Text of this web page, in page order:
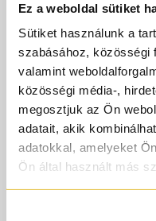
Ez a weboldal sütiket
Sütiket használunk a
szabásához, közösségi
valamint
közösségi média-,
megosztjuk az Ön
adatait, akik
adatokkal, amelyeket
Ön által használt más
Rendelj 50.000.-ft
parfümmintát adunk
A Black Aoud egy
Közepesen testes és
könyörögni fogsz,